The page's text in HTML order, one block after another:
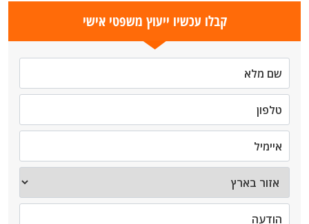
קבלו עכשיו ייעוץ משפטי אישי